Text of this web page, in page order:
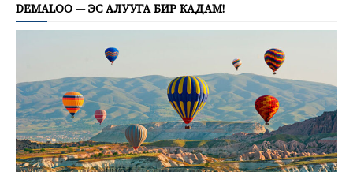
DEMALOO — ЭС АЛУУГА БИР КАДАМ!